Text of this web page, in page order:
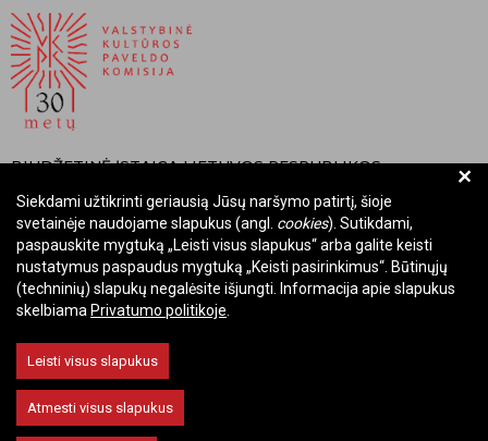
BIUDŽETINĖ ĮSTAIGA LIETUVOS RESPUBLIKOS
VALSTYBINĖ KULTŪROS PAVELDO KOMISIJA
Įmonės kodas: Juridinių asmenų registre 288700520
Adresas: Rūdninkų g. 13, 01135 Vilnius
Telefonas: +370 699 13972
El. paštas: komisija@vkpk.lt
+
Siekdami užtikrinti geriausią Jūsų naršymo patirtį, šioje
svetainėje naudojame slapukus (angl. cookies). Sutikdami,
paspauskite mygtuką „Leisti visus slapukus“ arba galite keisti
nustatymus paspaudus mygtuką „Keisti pasirinkimus“. Būtinųjų
(techninių) slapukų negalėsite išjungti. Informacija apie slapukus
skelbiama Privatumo politikoje
Leisti visus slapukus
Atmesti visus slapukus